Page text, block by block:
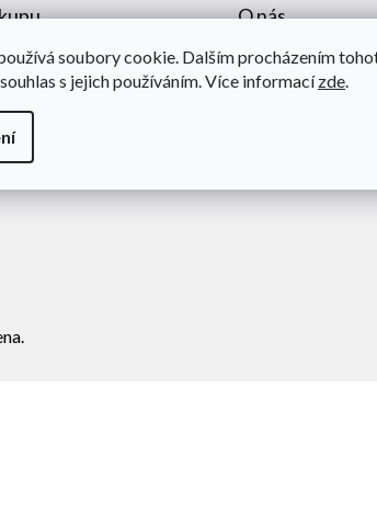
soubory cookie. Dalším procházením
s jejich používáním. Více informacízde.
podmínky
platba
O nás
Novinky
Kontakty